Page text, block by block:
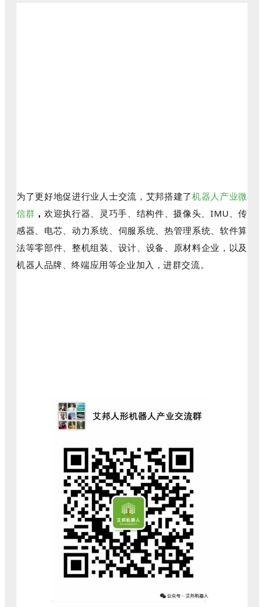
为了更好地促进行业人士交流，艾邦搭建了机器人产业微
信群 ， 欢迎执行器、灵巧手、结构件、摄像头、IMU、传
感器、电芯、动力系统、伺服系统、热管理系统、软件算
法等零部件、整机组装、设计、设备、原材料企业，以及
机器人品牌、终端应用等企业加入，进群交流。